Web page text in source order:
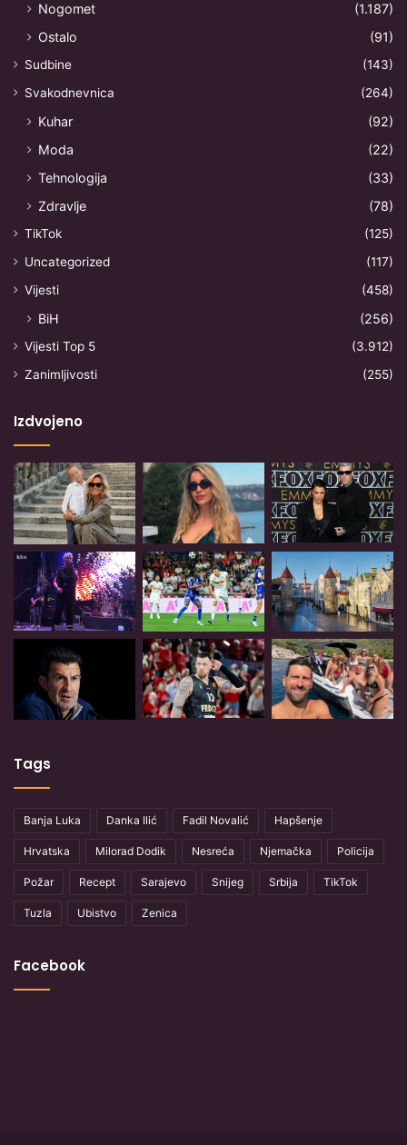
Nogomet
(1.187)
Ostalo
(91)
Sudbine
(143)
Svakodnevnica
(264)
Kuhar
(92)
Moda
(22)
Tehnologija
(33)
Zdravlje
(78)
TikTok
(125)
Uncategorized
(117)
Vijesti
(458)
BiH (256)
Vijesti Top 5
(3.912)
Zanimljivosti
(255)
Izdvojeno
Tags
Banja Luka Danka Ilić Fadil Novalić Hapšenje
Hrvatska Milorad Dodik Nesreća Njemačka Policija
Požar Recept Sarajevo Snijeg Srbija TikTok
Tuzla Ubistvo Zenica
Facebook